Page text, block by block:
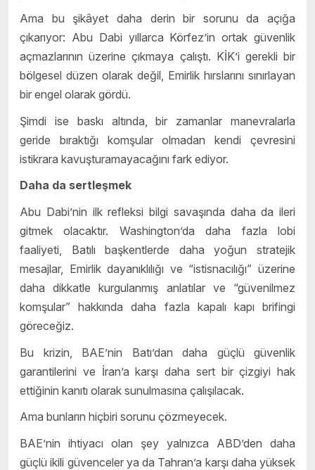
Ama bu şikâyet daha derin bir sorunu da açığa
çıkarıyor: Abu Dabi yıllarca Körfez’in ortak güvenlik
açmazlarının üzerine çıkmaya çalıştı. KİK’i gerekli bir
bölgesel düzen olarak değil, Emirlik hırslarını sınırlayan
bir engel olarak gördü.
Şimdi ise baskı altında, bir zamanlar manevralarla
geride bıraktığı komşular olmadan kendi çevresini
istikrara kavuşturamayacağını fark ediyor.
Daha da sertleşmek
Abu Dabi’nin ilk refleksi bilgi savaşında daha da ileri
gitmek olacaktır. Washington’da daha fazla lobi
faaliyeti, Batılı başkentlerde daha yoğun stratejik
mesajlar, Emirlik dayanıklılığı ve “istisnacılığı” üzerine
daha dikkatle kurgulanmış anlatılar ve “güvenilmez
komşular” hakkında daha fazla kapalı kapı brifingi
göreceğiz.
Bu krizin, BAE’nin Batı’dan daha güçlü güvenlik
garantilerini ve İran’a karşı daha sert bir çizgiyi hak
ettiğinin kanıtı olarak sunulmasına çalışılacak.
Ama bunların hiçbiri sorunu çözmeyecek.
BAE’nin ihtiyacı olan şey yalnızca ABD’den daha
güçlü ikili güvenceler ya da Tahran’a karşı daha yüksek